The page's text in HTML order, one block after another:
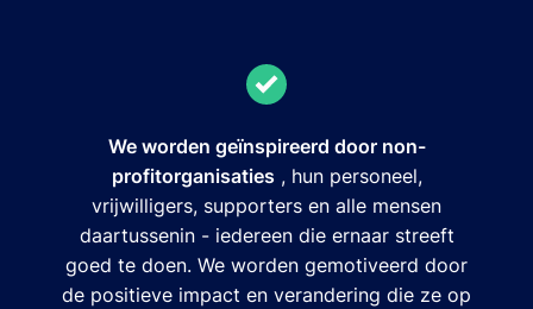
We worden geïnspireerd door non-
profitorganisaties, hun personeel,
vrijwilligers, supporters en alle mensen
daartussenin - iedereen die ernaar streeft
goed te doen. We worden gemotiveerd door
de positieve impact en verandering die ze op